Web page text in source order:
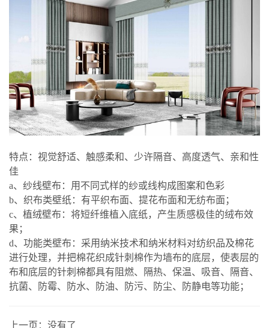
特点：视觉舒适、触感柔和、少许隔音、高度透气、亲和性
佳
a、纱线壁布：用不同式样的纱或线构成图案和色彩
b、织布类壁纸：有平织布面、提花布面和无纺布面；
c、植绒壁布：将短纤维植入底纸，产生质感极佳的绒布效
果；
d、功能类壁布：采用纳米技术和纳米材料对纺织品及棉花
进行处理，并把棉花织成针刺棉作为墙布的底层，使表层的
布和底层的针刺棉都具有阻燃、隔热、保温、吸音、隔音、
抗菌、防霉、防水、防油、防污、防尘、防静电等功能；
上一页： 没有了